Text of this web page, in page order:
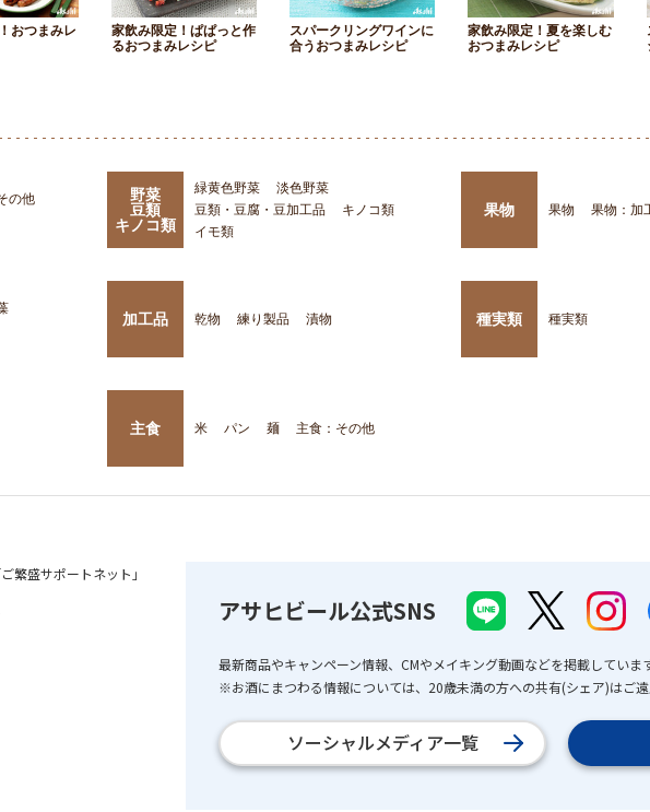
おつまみレ
家飲み限定！ぱぱっと作
るおつまみレシピ
スパークリングワインに
合うおつまみレシピ
家飲み限定！夏を楽しむ
おつまみレシピ
の他
野菜
豆類
キノコ類
緑黄色野菜
淡色野菜
豆類・豆腐・豆加工品
キノコ類
イモ類
果物 果物 果物：加
加工品 乾物 練り製品 漬物 種実類 種実類
主食 米 パン 麺 主食：その他
繁盛サポートネット」
アサヒビール公式SNS
最新商品やキャンペーン情報、CMやメイキング動画などを掲載しています
※お酒にまつわる情報については、20歳未満の方への共有(シェア)はご遠
ソーシャルメディア一覧